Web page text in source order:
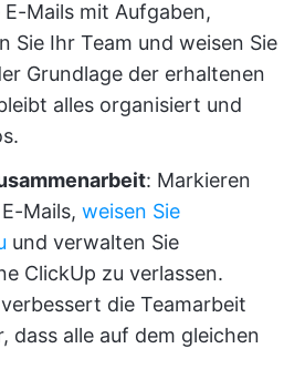
Mails mit Aufgaben,
Sie Ihr Team und weisen Sie
Grundlage der erhaltenen
alles organisiert und
: Markieren
Mails, weisen Sie
und verwalten Sie
ClickUp zu verlassen.
die Teamarbeit
dass alle auf dem gleichen